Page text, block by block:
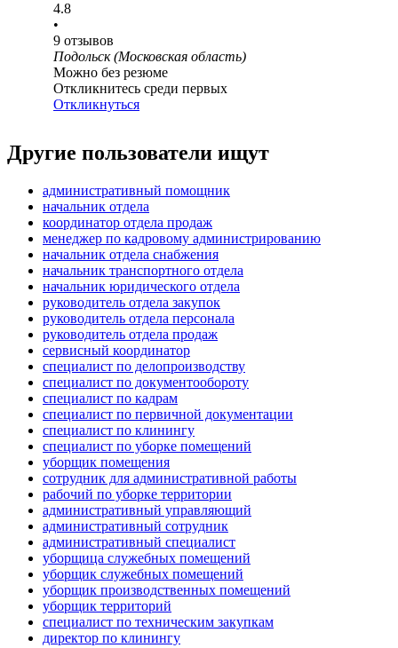
4.8
•
9 отзывов
Подольск (Московская область)
Можно без резюме
Откликнитесь среди первых
Откликнуться
Другие пользователи ищут
административный помощник
начальник отдела
координатор отдела продаж
менеджер по кадровому администрированию
начальник отдела снабжения
начальник транспортного отдела
начальник юридического отдела
руководитель отдела закупок
руководитель отдела персонала
руководитель отдела продаж
сервисный координатор
специалист по делопроизводству
специалист по документообороту
специалист по кадрам
специалист по первичной документации
специалист по клинингу
специалист по уборке помещений
уборщик помещения
сотрудник для административной работы
рабочий по уборке территории
административный управляющий
административный сотрудник
административный специалист
уборщица служебных помещений
уборщик служебных помещений
уборщик производственных помещений
уборщик территорий
специалист по техническим закупкам
директор по клинингу